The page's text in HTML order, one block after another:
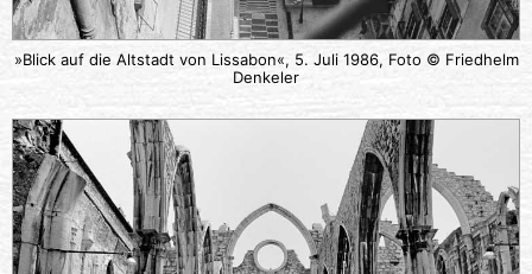
»Blick auf die Altstadt von Lissabon«, 5. Juli 1986, Foto © Friedhelm
Denkeler